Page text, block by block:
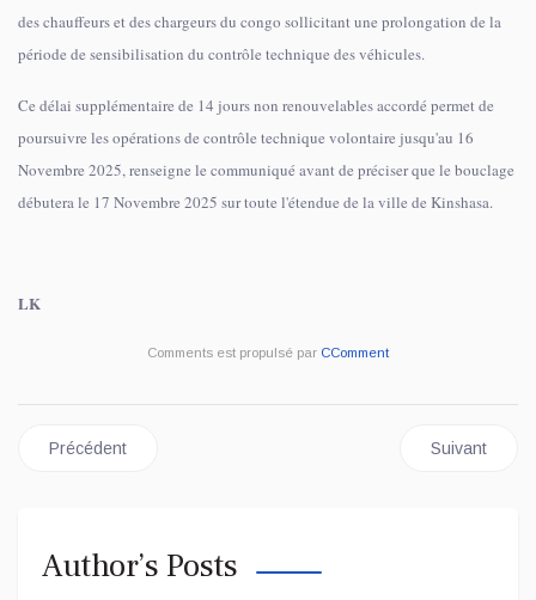
des chauffeurs et des chargeurs du congo sollicitant une prolongation de la
période de sensibilisation du contrôle technique des véhicules.
Ce délai supplémentaire de 14 jours non renouvelables accordé permet de
poursuivre les opérations de contrôle technique volontaire jusqu'au 16
Novembre 2025, renseigne le communiqué avant de préciser que le bouclage
débutera le 17 Novembre 2025 sur toute l'étendue de la ville de Kinshasa.
LK
Comments est propulsé par CComment
Article précédent : RDC : 2 500 NOUVEAUX MAGISTRATS
Précédent Article
Suivant
Author’s Posts